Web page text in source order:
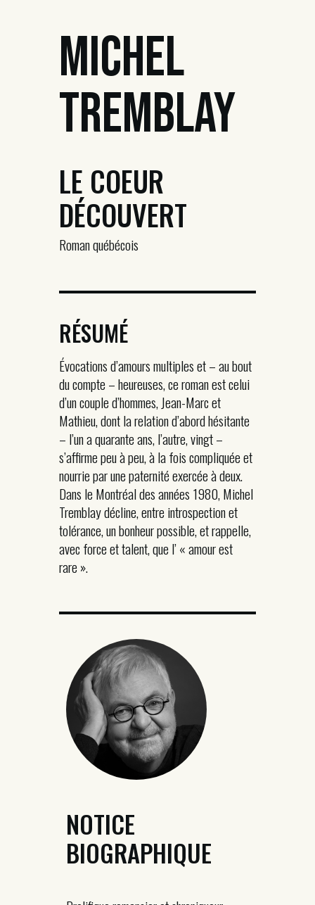
Michel
Tremblay
LE COEUR
DÉCOUVERT
Roman québécois
RÉSUMÉ
Évocations d’amours multiples et – au bout
du compte – heureuses, ce roman est celui
d’un couple d’hommes, Jean-Marc et
Mathieu, dont la relation d’abord hésitante
– l’un a quarante ans, l’autre, vingt –
s’affirme peu à peu, à la fois compliquée et
nourrie par une paternité exercée à deux.
Dans le Montréal des années 1980, Michel
Tremblay décline, entre introspection et
tolérance, un bonheur possible, et rappelle,
avec force et talent, que l’ « amour est
rare ».
NOTICE
BIOGRAPHIQUE